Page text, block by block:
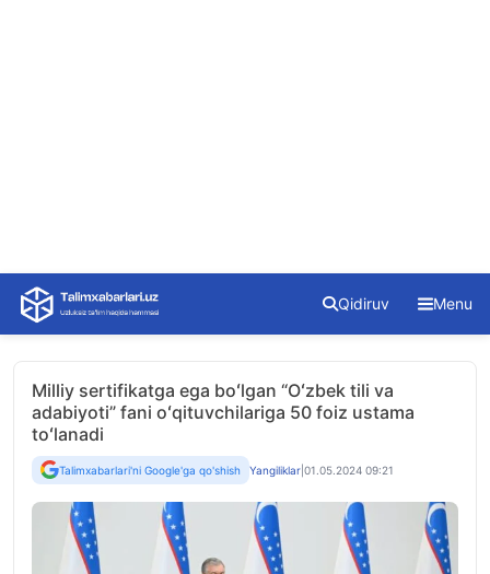
Skip
content
Qidiruv Menu
Milliy sertifikatga ega boʻlgan “Oʻzbek tili va
adabiyoti” fani oʻqituvchilariga 50 foiz ustama
toʻlanadi
Talimxabarlari'ni Google'ga qo'shish Yangiliklar 01.05.2024 09:21